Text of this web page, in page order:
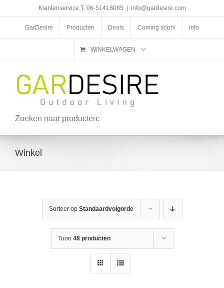
Klantenservice T. 06-51418085 info@gardesire.com
GarDesire Producten Deals Coming soon! Info
WINKELWAGEN
Zoeken naar producten:
Winkel
Sorteer op Standaardvolgorde
Toon 48 producten